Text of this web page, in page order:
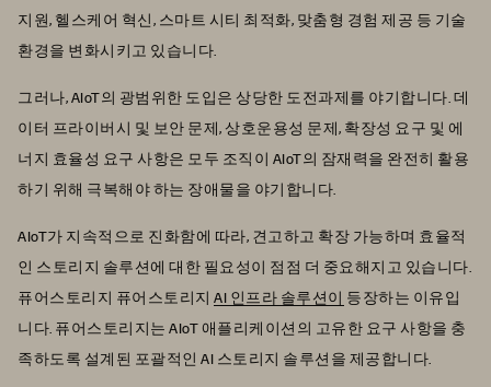
지원, 헬스케어 혁신, 스마트 시티 최적화, 맞춤형 경험 제공 등 기술
환경을 변화시키고 있습니다.
그러나, AIoT의 광범위한 도입은 상당한 도전과제를 야기합니다. 데
이터 프라이버시 및 보안 문제, 상호운용성 문제, 확장성 요구 및 에
너지 효율성 요구 사항은 모두 조직이 AIoT의 잠재력을 완전히 활용
하기 위해 극복해야 하는 장애물을 야기합니다.
AIoT가 지속적으로 진화함에 따라, 견고하고 확장 가능하며 효율적
인 스토리지 솔루션에 대한 필요성이 점점 더 중요해지고 있습니다.
퓨어스토리지 퓨어스토리지 AI 인프라 솔루션이 등장하는 이유입
니다. 퓨어스토리지는 AIoT 애플리케이션의 고유한 요구 사항을 충
족하도록 설계된 포괄적인 AI 스토리지 솔루션을 제공합니다.